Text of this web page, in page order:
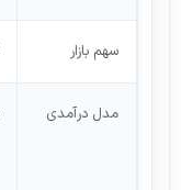
سهم بازار
مدل درآمدی